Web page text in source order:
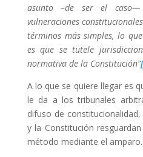
asunto –de ser el
vulneraciones
términos más simples, lo
es que se tutele
normativa de la Constitución”
A lo que se quiere llegar es
le da a los tribunales
difuso de
y la Constitución
método mediante el amparo.